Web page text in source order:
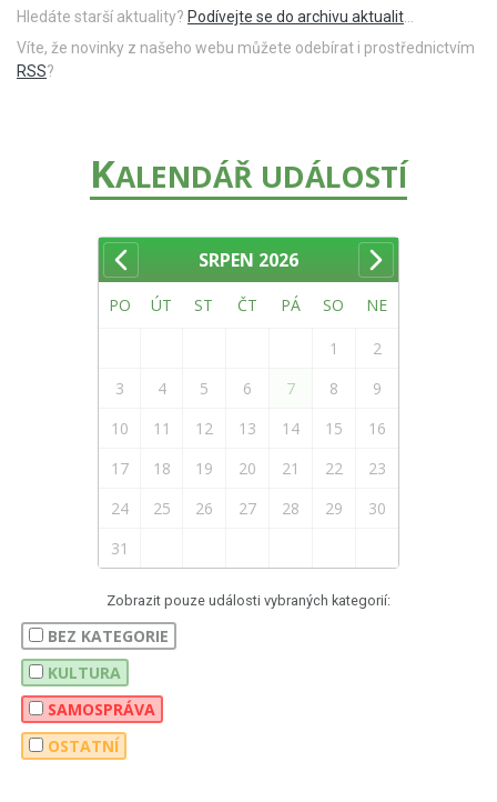
Hledáte starší aktuality? Podívejte se do archivu aktualit
Víte, že novinky z našeho webu můžete odebírat i prostřednictvím
RSS?
KALENDÁŘ UDÁLOSTÍ
SRPEN 2026
PO ÚT ST ČT PÁ SO NE
1
2
3
4 5 6 7 8
9
10
11 12 13 14 15
16
17
18 19 20 21 22
23
24
25 26 27 28 29
30
31
Zobrazit pouze události vybraných kategorií:
BEZ KATEGORIE
KULTURA
SAMOSPRÁVA
OSTATNÍ